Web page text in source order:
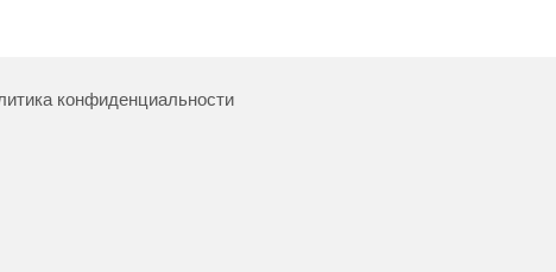
конфиденциальности